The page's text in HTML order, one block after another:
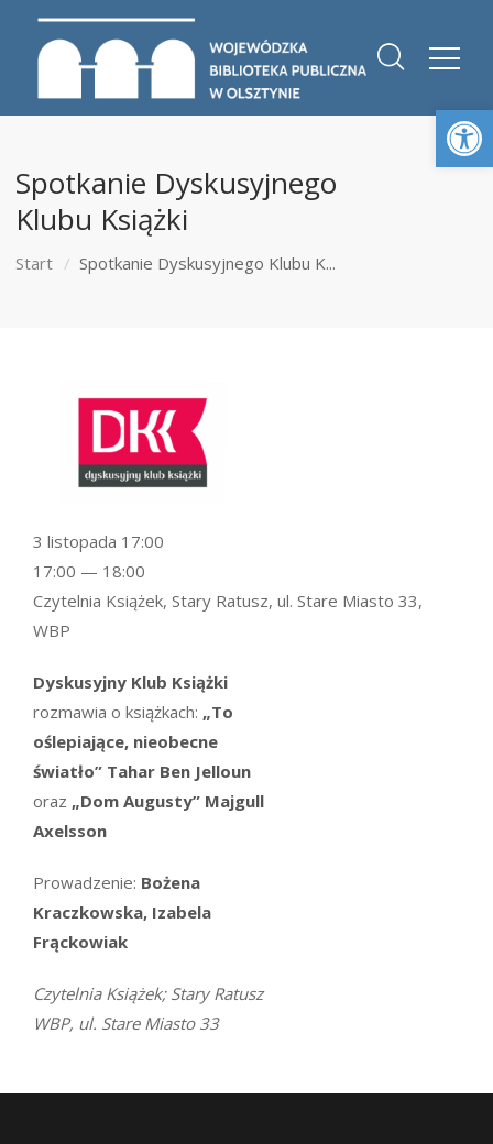
Spotkanie Dyskusyjnego
Klubu Książki
Start Spotkanie Dyskusyjnego Klubu K...
Dyskusyjny Klub Książki
rozmawia o książkach: „To
oślepiające, nieobecne
światło” Tahar Ben Jelloun
oraz „Dom Augusty” Majgull
Axelsson
Prowadzenie: Bożena
Kraczkowska, Izabela
Frąckowiak
Czytelnia Książek; Stary Ratusz
WBP, ul. Stare Miasto 33
3 listopada 17:00
17:00 — 18:00
Czytelnia Książek, Stary Ratusz, ul. Stare Miasto 33,
WBP